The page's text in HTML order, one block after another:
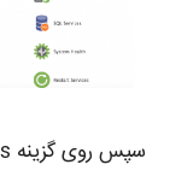
سپس روی گزینه Change Site’s IP Address کلیک کنید: